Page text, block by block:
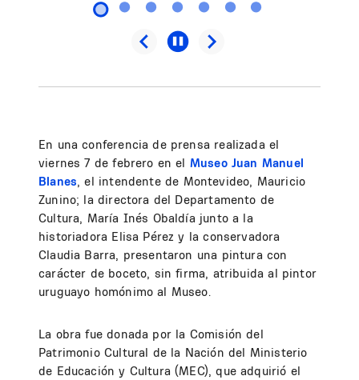
En una conferencia de prensa realizada el
viernes 7 de febrero en el Museo Juan Manuel
Blanes, el intendente de Montevideo, Mauricio
Zunino; la directora del Departamento de
Cultura, María Inés Obaldía junto a la
historiadora Elisa Pérez y la conservadora
Claudia Barra, presentaron una pintura con
carácter de boceto, sin firma, atribuida al pintor
uruguayo homónimo al Museo.
La obra fue donada por la Comisión del
Patrimonio Cultural de la Nación del Ministerio
de Educación y Cultura (MEC), que adquirió el